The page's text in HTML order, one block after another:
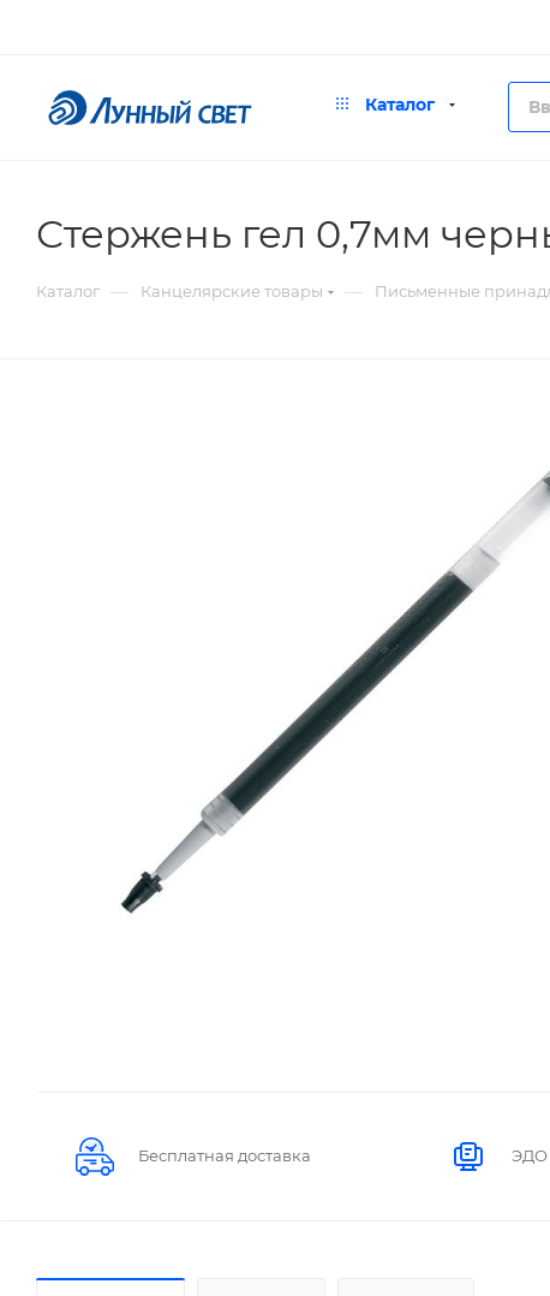
Каталог
Стержень гел 0,7мм
Каталог — Канцелярские товары — Письменные
Бесплатная доставка ЭДО